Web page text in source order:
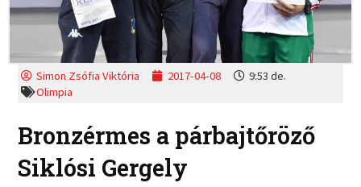
Simon Zsófia Viktória 2017-04-08
9:53 de.
Olimpia
Bronzérmes a párbajtőröző
Siklósi Gergely